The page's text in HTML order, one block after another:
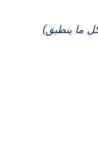
ما ينطبق)